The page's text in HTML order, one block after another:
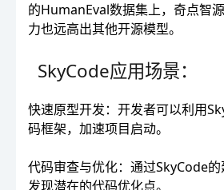
的HumanEval数据集上，奇点智
力也远高出其他开源模型。
SkyCode应用场景：
快速原型开发：开发者可以利用
码框架，加速项目启动。
代码审查与优化：通过SkyCode
发现潜在的代码优化点。